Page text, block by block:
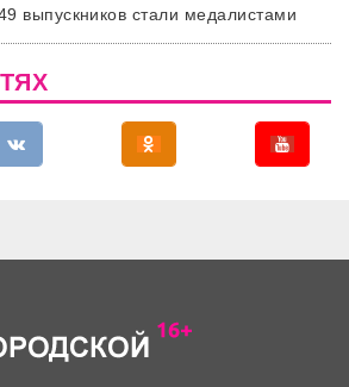
выпускников стали медалистами